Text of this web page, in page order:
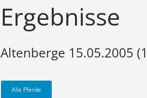
Ergebnisse
Altenberge 15.05.2005
Alle Pferde